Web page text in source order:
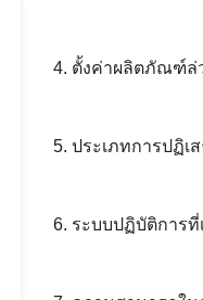
4. ตั้งค่าผลิตภัณฑ์ล่
5. ประเภทการปฏิเ
6. ระบบปฏิบัติการที่